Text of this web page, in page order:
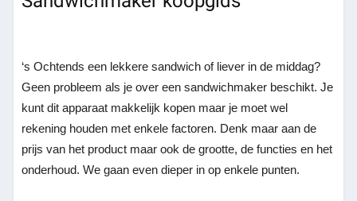
‘s Ochtends een lekkere sandwich of liever in de middag?
Geen probleem als je over een sandwichmaker beschikt. Je
kunt dit apparaat makkelijk kopen maar je moet wel
rekening houden met enkele factoren. Denk maar aan de
prijs van het product maar ook de grootte, de functies en het
onderhoud. We gaan even dieper in op enkele punten.